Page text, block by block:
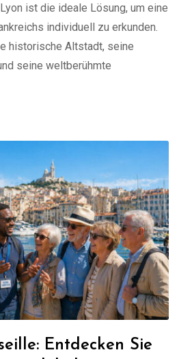
ist die ideale Lösung, um eine
individuell zu erkunden.
historische Altstadt, seine
seine weltberühmte
perfekt auf Ihre Interessen
Entdecken Sie